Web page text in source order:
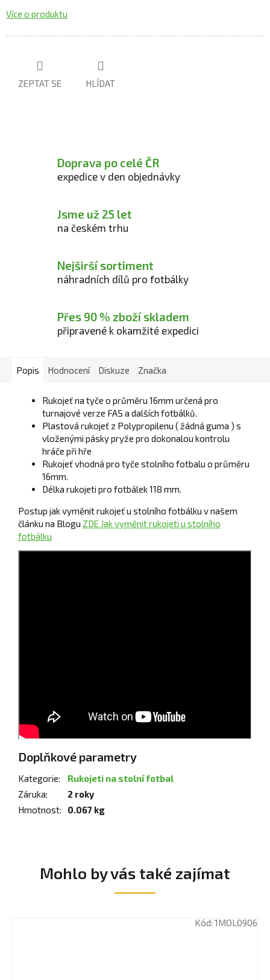
Více o produktu
ZEPTAT SE HLÍDAT
Doprava po celé ČR
expedice v den objednávky
Jsme už 25 let
na českém trhu
Nejširší sortiment
náhradních dílů pro fotbálky
Přes 90 % zboží skladem
připravené k okamžité expedici
Popis Hodnocení Diskuze Značka
Rukojeť na tyče o průměru 16mm určená pro
turnajové verze FAS a dalších fotbálků.
Plastová rukojeť z Polypropilenu ( žádná guma ) s
vloženými pásky pryže pro dokonalou kontrolu
hráče při hře
Rukojeť vhodná pro tyče stolního fotbalu o průměru
16mm.
Délka rukojeti pro fotbálek 118 mm.
Postup jak vyměnit rukojeť u stolního fotbálku v našem
článku na Blogu ZDE Jak vyměnit rukojeti u stolního
fotbálku
Doplňkové parametry
Kategorie:
Rukojeti na stolní fotbal
Záruka:
2 roky
Hmotnost: 0.067 kg
Mohlo by vás také zajímat
Kód: 1MOL0906